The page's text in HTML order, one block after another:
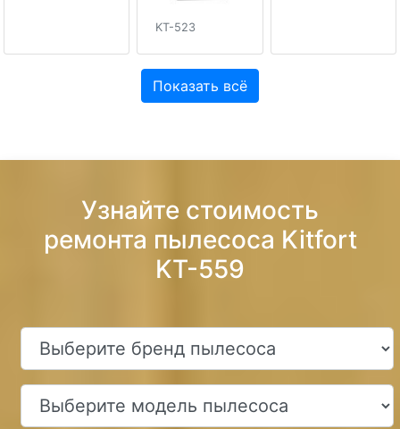
KT-523
Показать всё
Узнайте стоимость
ремонта пылесоса Kitfort
KT-559